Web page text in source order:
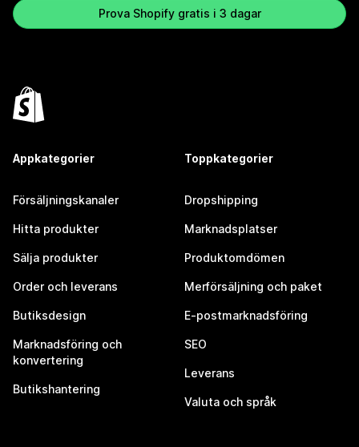
Prova Shopify gratis i 3 dagar
Appkategorier
Försäljningskanaler
Hitta produkter
Sälja produkter
Order och leverans
Butiksdesign
Marknadsföring och
konvertering
Butikshantering
Toppkategorier
Dropshipping
Marknadsplatser
Produktomdömen
Merförsäljning och paket
E-postmarknadsföring
SEO
Leverans
Valuta och språk